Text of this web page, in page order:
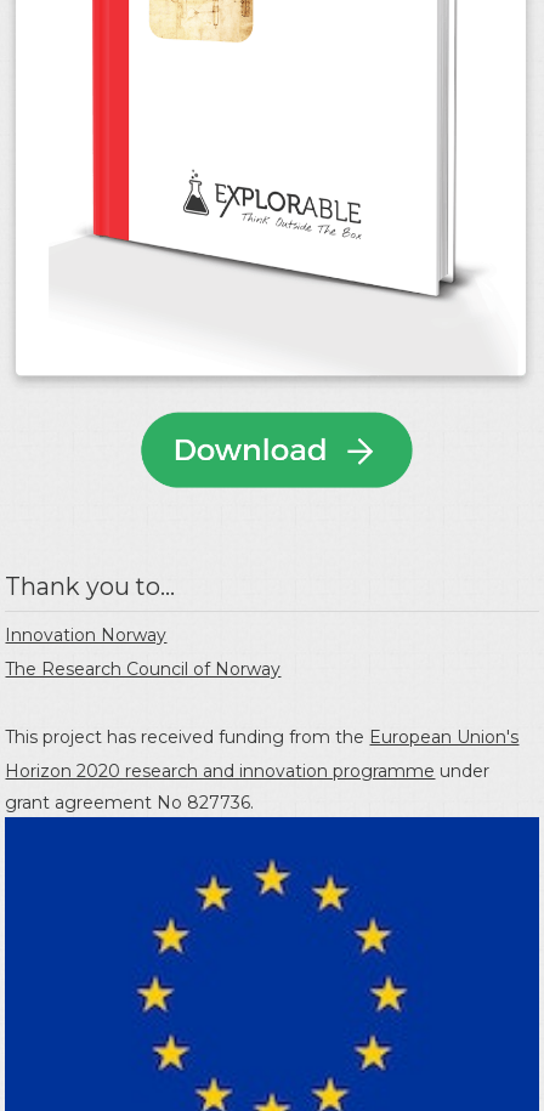
Thank you to...
Innovation Norway
The Research Council of Norway
This project has received funding from the European Union's
Horizon 2020 research and innovation programme under
grant agreement No 827736.